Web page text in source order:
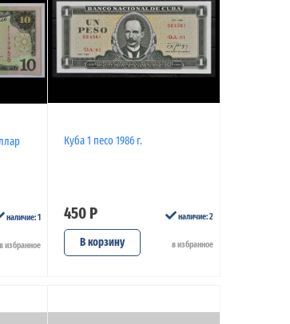
наличие: 1
в избранное
Куба 1 песо 1986 г.
450 Р наличие: 2
В корзину в избранное